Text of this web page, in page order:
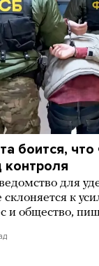
боится,
контроля
для
к
и общество,